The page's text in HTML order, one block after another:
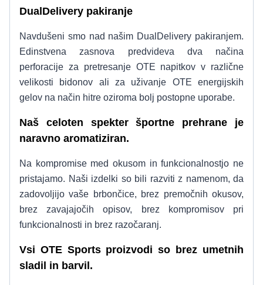
DualDelivery pakiranje
Navdušeni smo nad našim DualDelivery pakiranjem.
Edinstvena zasnova predvideva dva načina
perforacije za pretresanje OTE napitkov v različne
velikosti bidonov ali za uživanje OTE energijskih
gelov na način hitre oziroma bolj postopne uporabe.
Naš celoten spekter športne prehrane je
naravno aromatiziran.
Na kompromise med okusom in funkcionalnostjo ne
pristajamo. Naši izdelki so bili razviti z namenom, da
zadovoljijo vaše brbončice, brez premočnih okusov,
brez zavajajočih opisov, brez kompromisov pri
funkcionalnosti in brez razočaranj.
Vsi OTE Sports proizvodi so brez umetnih
sladil in barvil.